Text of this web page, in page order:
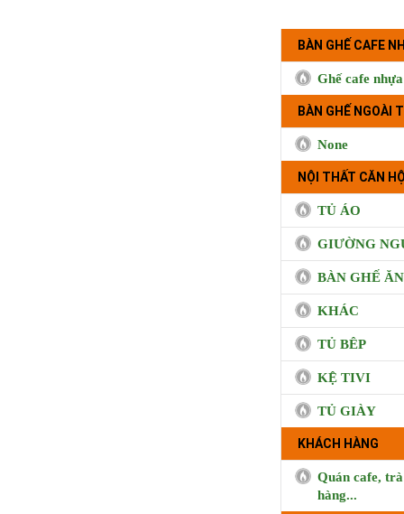
BÀN GHẾ CAFE
Ghế cafe nhựa
BÀN GHẾ NGOÀI
None
NỘI THẤT CĂN
TỦ ÁO
GIƯỜNG
BÀN GHẾ ĂN
KHÁC
TỦ BÊP
KỆ TIVI
TỦ GIÀY
KHÁCH HÀNG
Quán cafe,
hàng...
BUI